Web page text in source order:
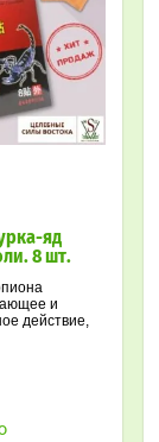
яд
8 шт.
и
действие,
снимает